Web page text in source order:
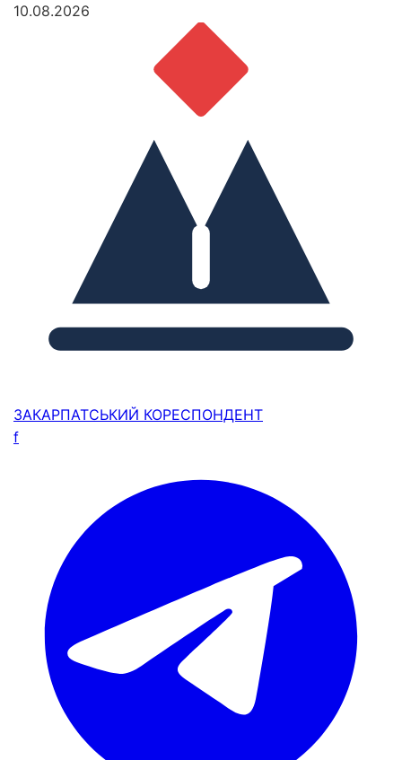
10.08.2026
ЗАКАРПАТСЬКИЙ КОРЕСПОНДЕНТ
f